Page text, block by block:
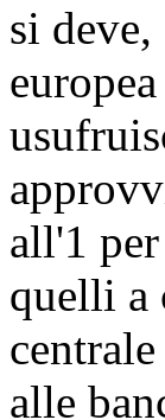
si
all'1
quelli a
alle